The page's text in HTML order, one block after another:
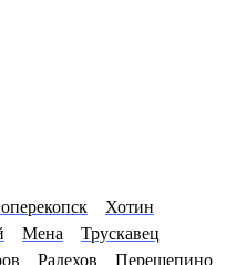
Хотин
Мена
Трускавец
Радехов
Перещепино